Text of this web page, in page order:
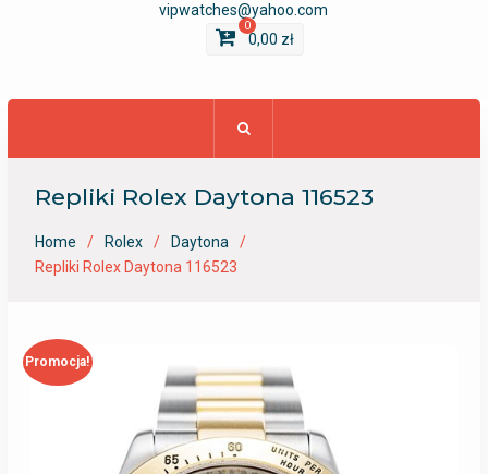
vipwatches@yahoo.com
0
0,00 zł
Repliki Rolex Daytona 116523
Home Rolex
Daytona
Repliki Rolex Daytona 116523
Promocja!